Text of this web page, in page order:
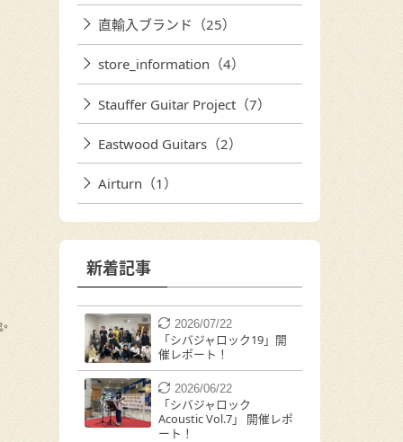
直輸入ブランド（25）
store_information（4）
Stauffer Guitar Project（7）
Eastwood Guitars（2）
Airturn（1）
新着記事
2026/07/22
「シバジャロック19」開
催レポート！
2026/06/22
「シバジャロック
Acoustic Vol.7」 開催レポ
ート！